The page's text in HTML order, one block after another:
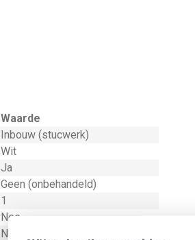
Waarde
Inbouw (stucwerk)
Wit
Ja
Geen (onbehandeld)
1
Nee
Nee